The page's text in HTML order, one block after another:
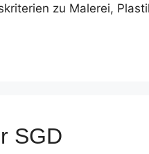
zu Malerei,
SGD